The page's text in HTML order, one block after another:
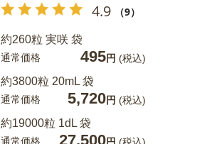
4.9 （9）
約260粒 実咲 袋
通常価格 495円 (税込)
約3800粒 20mL 袋
通常価格 5,720円 (税込)
約19000粒 1dL 袋
通常価格 27,500